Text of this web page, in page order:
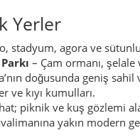
Yerler
stadyum, agora ve
– Çam ormanı,
doğusunda geniş
ve kıyı kumulları.
piknik ve kuş gözlemi
yakın modern